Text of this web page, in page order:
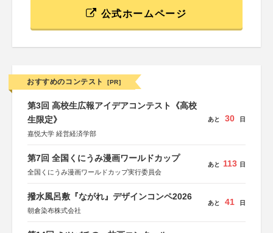
公式ホームページ
おすすめのコンテスト [PR]
第3回 高校生広報アイデアコンテスト《高校
生限定》
嘉悦大学 経営経済学部
あと 30 日
第7回 全国くにうみ漫画ワールドカップ
全国くにうみ漫画ワールドカップ実行委員会
あと 113 日
撥水風呂敷『ながれ』デザインコンペ2026
朝倉染布株式会社
あと 41 日